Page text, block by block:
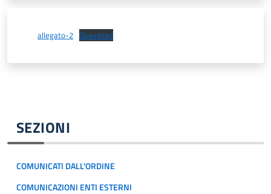
SEZIONI
COMUNICATI DALL'ORDINE
COMUNICAZIONI ENTI ESTERNI
allegato-2 Download